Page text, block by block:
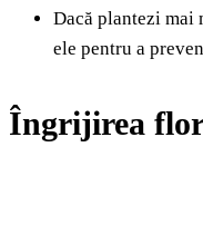
Dacă plantezi
ele pentru a
Îngrijirea